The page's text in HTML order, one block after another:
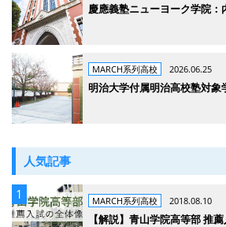
慶應義塾ニューヨーク学院
MARCH系列高校 2026.06.25
明治大学付属明治高校塾対象
人気記事
MARCH系列高校 2018.08.10
【解説】青山学院高等部 推